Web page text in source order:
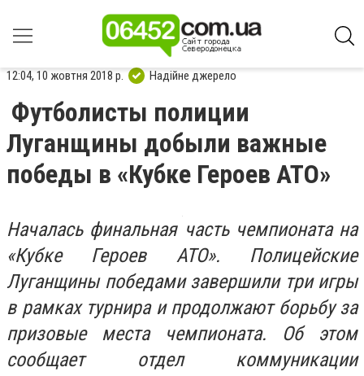
12:04, 10 жовтня 2018 р. Надійне джерело
Футболисты полиции
Луганщины добыли важные
победы в «Кубке Героев АТО»
Началась финальная часть чемпионата на
«Кубке Героев АТО». Полицейские
Луганщины победами завершили три игры
в рамках турнира и продолжают борьбу за
призовые места чемпионата. Об этом
сообщает отдел коммуникации